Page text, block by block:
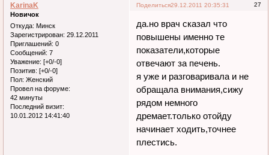
Поделиться 27
29.12.2011 20:35:31
KarinaK
Новичок
Откуда: Минск
Зарегистрирован: 29.12.2011
Приглашений: 0
Сообщений: 7
Уважение: [+0/-0]
Позитив: [+0/-0]
Пол: Женский
Провел на форуме:
42 минуты
Последний визит:
10.01.2012 14:41:40
да.но врач сказал что
повышены именно те
показатели,которые
отвечают за печень.
я уже и разговаривала и не
обращала внимания,сижу
рядом немного
дремает.только отойду
начинает ходить,точнее
плестись.